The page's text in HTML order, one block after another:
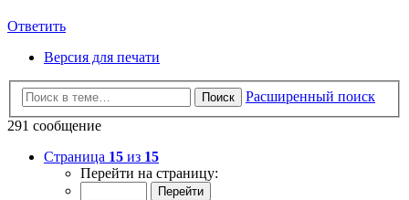
Ответить
Версия для печати
Поиск
Расширенный поиск
291 сообщение
Страница 15 из 15
Перейти на страницу: